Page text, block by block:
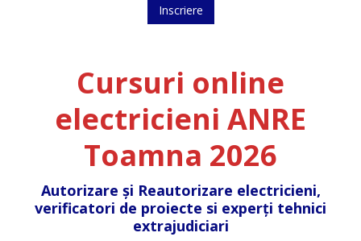
Inscriere
Cursuri online
electricieni ANRE
Toamna 2026
Autorizare și Reautorizare electricieni,
verificatori de proiecte si experți tehnici
extrajudiciari